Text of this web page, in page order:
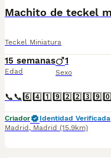
Teckel Miniatura
15 semanas
Edad
1
Sexo
Criador
Identidad Verificada
Madrid , Madrid (15.9km)